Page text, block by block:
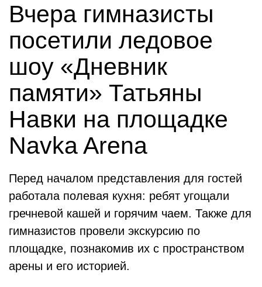
Вчера гимназисты
посетили ледовое
шоу «Дневник
памяти» Татьяны
Навки на площадке
Navka Arena
Перед началом представления для гостей
работала полевая кухня: ребят угощали
гречневой кашей и горячим чаем. Также для
гимназистов провели экскурсию по
площадке, познакомив их с пространством
арены и его историей.